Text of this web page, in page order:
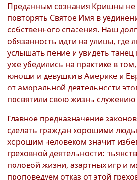
Преданным сознания Кришны не
повторять Святое Имя в
собственного спасения. Наш
обязанность идти на улицы, где
услышать пение и увидеть
уже убедились на практике в
юноши и девушки в Америке и
от аморальной деятельности
посвятили свою жизнь
Главное предназначение законов
сделать граждан хорошими
хорошим человеком значит
греховной деятельности:
половой жизни, азартных игр и
проповедуем отказ от этой